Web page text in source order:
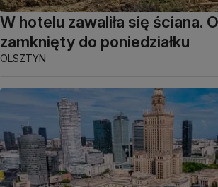
W hotelu zawaliła się ściana.
zamknięty do poniedziałku
OLSZTYN